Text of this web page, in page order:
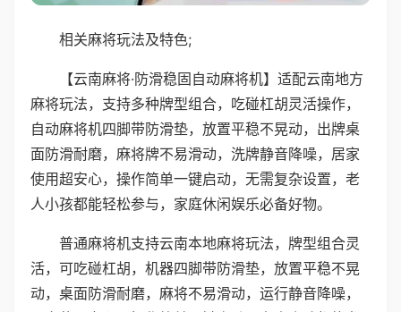
相关麻将玩法及特色;
【云南麻将·防滑稳固自动麻将机】适配云南地方
麻将玩法，支持多种牌型组合，吃碰杠胡灵活操作，
自动麻将机四脚带防滑垫，放置平稳不晃动，出牌桌
面防滑耐磨，麻将牌不易滑动，洗牌静音降噪，居家
使用超安心，操作简单一键启动，无需复杂设置，老
人小孩都能轻松参与，家庭休闲娱乐必备好物。
普通麻将机支持云南本地麻将玩法，牌型组合灵
活，可吃碰杠胡，机器四脚带防滑垫，放置平稳不晃
动，桌面防滑耐磨，麻将不易滑动，运行静音降噪，